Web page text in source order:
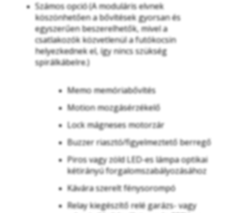
Számos opció(A moduláris elvnek
köszönhetően a bővítések gyorsan és
egyszerűen beszerelhetők, mivel a
csatlakozók közvetlenül a futókocsin
helyezkednek el, így nincs szükség
spirálkábelre.)
Memo memóriabővítés
Motion mozgásérzékelő
Lock mágneses motorzár
Buzzer riasztó/figyelmeztető berregő
Piros vagy zöld LED-es lámpa optikai
kétirányú forgalomszabályozásához
Kávára szerelt fénysorompó
Relay kiegészítő relé garázs- vagy